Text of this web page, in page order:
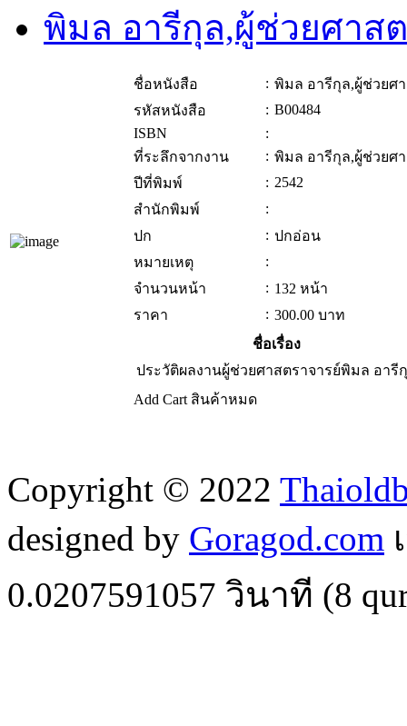
พิมล อารีกุล,ผู้ช่วยศาส
ชื่อหนังสือ : พิมล อารีกุล,ผู้ช่วยศ
รหัสหนังสือ
: B00484
ISBN
:
ที่ระลึกจากงาน
: พิมล อารีกุล,ผู้ช่วยศ
ปีที่พิมพ์
: 2542
สำนักพิมพ์
:
ปก
: ปกอ่อน
หมายเหตุ
:
จำนวนหน้า
: 132 หน้า
ราคา
: 300.00 บาท
ชื่อเรื่อง
ประวัติผลงานผู้ช่วยศาสตราจารย์พิมล อารี
Add Cart สินค้าหมด
Copyright © 2022
designed by Goragod.com
0.0207591057 วินาที (8